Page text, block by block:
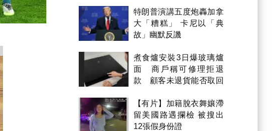
特朗普演講五度炮轟加拿
大「糟糕」 卡尼以「典
故」幽默反譏
煮食爐安裝3日爆玻璃爐
面 商戶稱可修理拒退
款 顧客未退貨能否取回
【有片】加籍脫衣舞孃滯
留美國路遇攔檢 被搜出
12張假身份證